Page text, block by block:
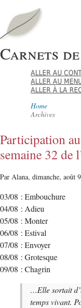
Carnets
ALLER AU
ALLER AU
ALLER À LA
Home
Archives
Participation
semaine 32 de
Par Alana, dimanche, août
03/08 : Embouchure
04/08 : Adieu
05/08 : Monter
06/08 : Estival
07/08 : Envoyer
08/08 : Grotesque
09/08 : Chagrin
…Elle sortait
temps vivant.